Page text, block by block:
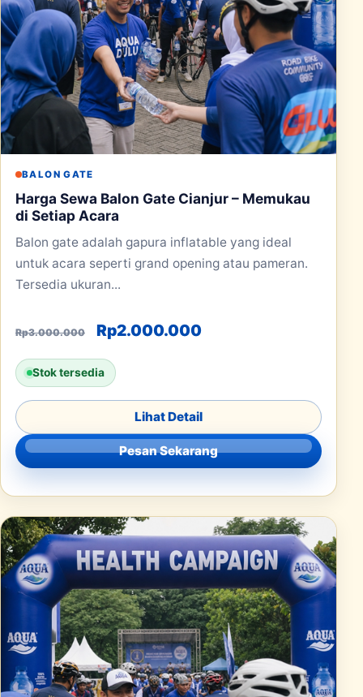
BALON GATE
Harga Sewa Balon Gate Cianjur – Memukau
di Setiap Acara
Balon gate adalah gapura inflatable yang ideal
untuk acara seperti grand opening atau pameran.
Tersedia ukuran...
Rp3.000.000 Harga aslinya adalah:
Rp2.000.000Harga saat ini
Stok tersedia
Lihat Detail
Pesan Sekarang